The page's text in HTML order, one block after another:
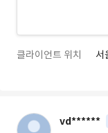
클라이언트 위치 서
vd******